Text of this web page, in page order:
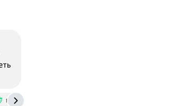
franchiser.ru